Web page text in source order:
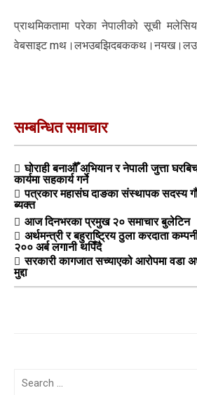
प्राथमिकतामा परेका नेपालीको सूची
वेबसाइट mथ।लभउबझिदबककथ।नयख।लउ
सम्बन्धित समाचार
घोराही बनाऔँ अभियान र नेपाली जुत्ता
कार्यमा सहकार्य गर्ने
पत्रकार महासंघ दाङका संस्थापक सदस्य
ब्यक्त
आज दिनभरका प्रमुख २० समाचार बुलेटिन
अर्थमन्त्री र बहुराष्ट्रिय ठुला करदाता
२०० अर्ब लगानी थपिँदै
सरकारी कागजात सच्याएको आरोपमा वडा
मुद्दा
Search